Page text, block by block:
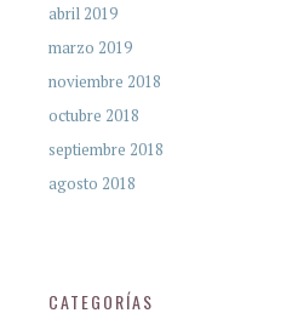
abril 2019
marzo 2019
noviembre 2018
octubre 2018
septiembre 2018
agosto 2018
CATEGORÍAS